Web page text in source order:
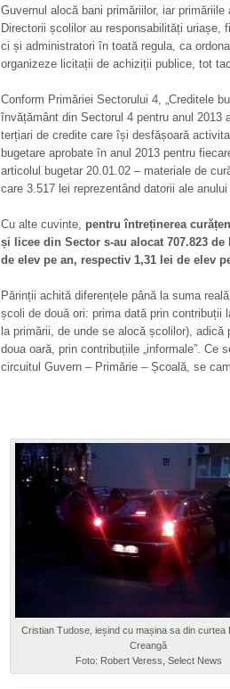
Guvernul alocă bani primăriilor, iar
Directorii școlilor au responsabilități uriașe,
ci și administratori în toată regula, ca
organizeze licitații de achiziții publice, tot
Conform Primăriei Sectorului 4, „Creditele
învățământ din Sectorul 4 pentru anul 2013
terțiari de credite care își desfășoară
bugetare aprobate în anul 2013 pentru
articolul bugetar 20.01.02 – materiale de
care 3.517 lei reprezentând datorii ale anului
Cu alte cuvinte, pentru întreținerea
și licee din Sector s-au alocat 707.823
de elev pe an, respectiv 1,31 lei de elev
Părinții achită diferențele până la suma
școli de două ori: prima dată prin contribuții
la primării, de unde se alocă școlilor),
doua oară, prin contribuțiile „informale”. Ce
circuitul Guvern – Primărie – Școală, se
Cristian Tudose, ieșind cu mașina sa din curtea
Creangă
Foto: Robert Veress, Select News